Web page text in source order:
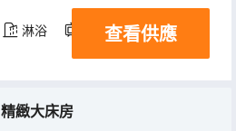
淋浴 電視機
查看供應
精緻大床房